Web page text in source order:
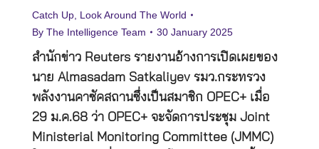
Catch Up Look Around The World
By The Intelligence Team 30 January 2025
สำนักข่าว Reuters รายงานอ้างการเปิดเผยของ
นาย Almasadam Satkaliyev รมว.กระทรวง
พลังงานคาซัคสถานซึ่งเป็นสมาชิก OPEC+ เมื่อ
29 ม.ค.68 ว่า OPEC+ จะจัดการประชุม Joint
Ministerial Monitoring Committee (JMMC)